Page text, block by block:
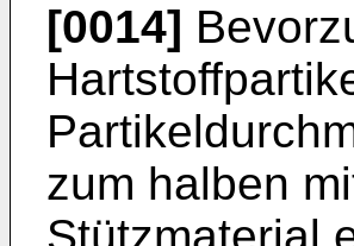
[0014]
zum halben